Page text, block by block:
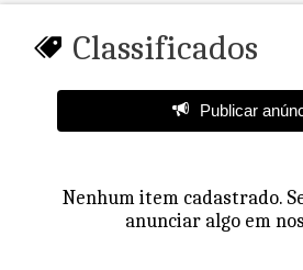
Classificados
Publicar
Nenhum item cadastrado.
anunciar algo em